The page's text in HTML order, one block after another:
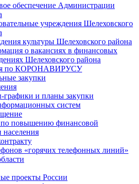
обеспечение Администрации
учреждения Шелеховского
культуры Шелеховского района
о вакансиях в финансовых
Шелеховского района
по КОРОНАВИРУСУ
закупки
и планы закупки
систем
по повышению финансовой
населения
«горячих телефонных линий»
проекты России